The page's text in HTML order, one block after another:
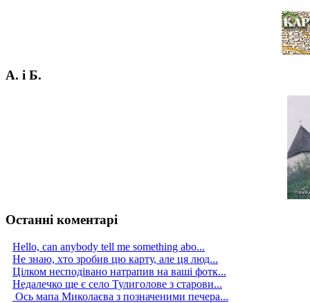
А. і Б.
Останні коментарі
Hello, can anybody tell me something abo...
Не знаю, хто зробив цю карту, але ця люд...
Цілком несподівано натрапив на ваші фотк...
Недалечко ще є село Тулиголове з старови...
Ось мапа Миколаєва з позначеними печера...